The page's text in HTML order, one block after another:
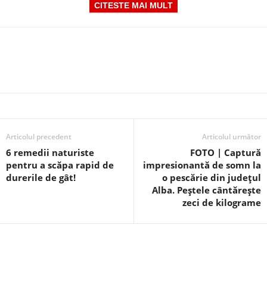
CITESTE MAI MULT
Articolul precedent
6 remedii naturiste
pentru a scăpa rapid de
durerile de gât!
Articolul următor
FOTO | Captură
impresionantă de somn la
o pescărie din județul
Alba. Peștele cântărește
zeci de kilograme